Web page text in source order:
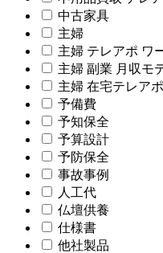
中古家具
主婦
主婦 テレアポ ワ
主婦 副業 月収モ
主婦 在宅テレアポ
予備費
予知保全
予算設計
予防保全
事故事例
人工代
仏壇供養
仕様書
他社製品